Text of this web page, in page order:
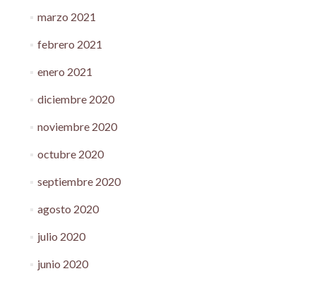
marzo 2021
febrero 2021
enero 2021
diciembre 2020
noviembre 2020
octubre 2020
septiembre 2020
agosto 2020
julio 2020
junio 2020